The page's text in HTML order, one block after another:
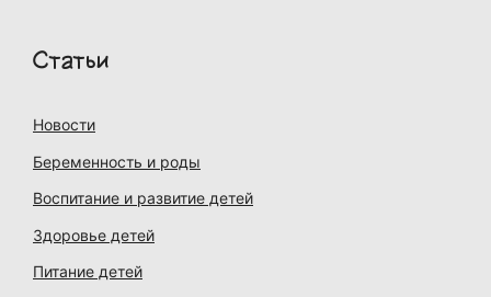
Статьи
Новости
Беременность и роды
Воспитание и развитие детей
Здоровье детей
Питание детей